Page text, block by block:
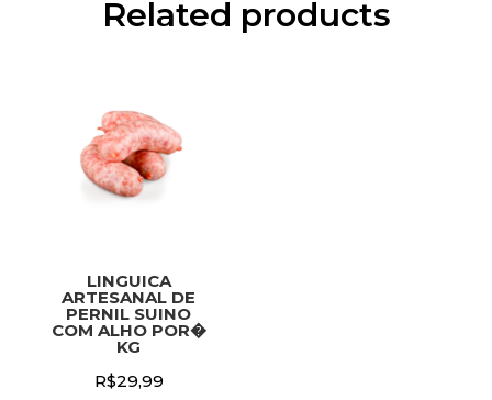
Related products
LINGUICA
ARTESANAL DE
PERNIL SUINO
COM ALHO POR�
KG
R$29,99